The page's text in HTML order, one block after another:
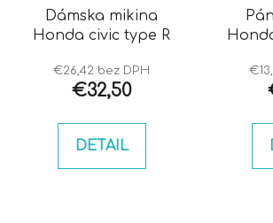
Dámska mikina
Honda civic type R
€26,42 bez DPH
€32,50
DETAIL